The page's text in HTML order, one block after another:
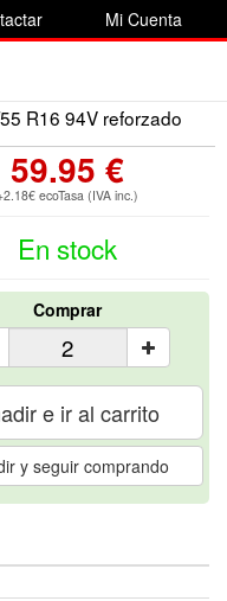
Mi Cuenta
R16 94V reforzado
59.95 €
ecoTasa (IVA inc.)
En stock
Comprar
e ir al carrito
y seguir comprando